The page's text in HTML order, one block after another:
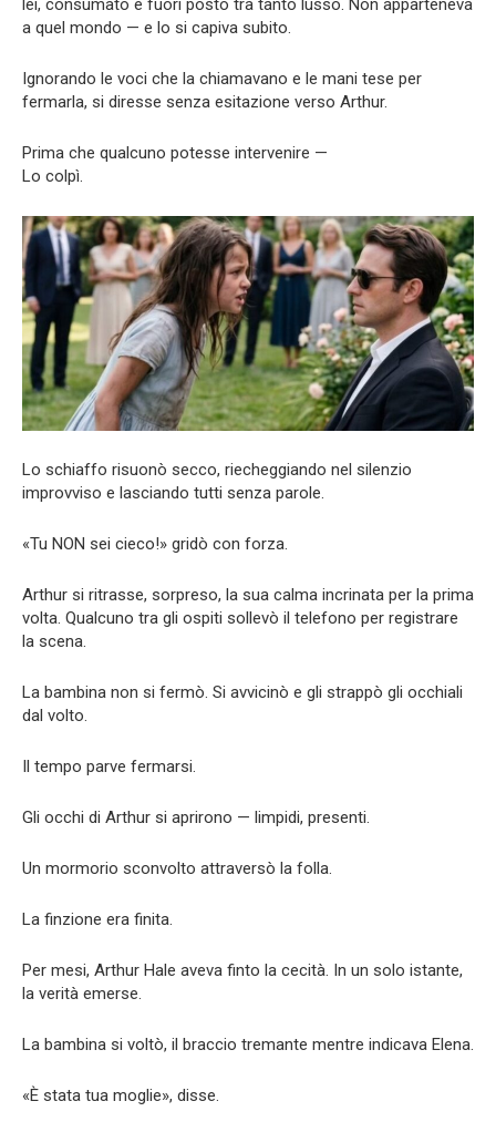
lei, consumato e fuori posto tra tanto lusso. Non apparteneva
a quel mondo — e lo si capiva subito.
Ignorando le voci che la chiamavano e le mani tese per
fermarla, si diresse senza esitazione verso Arthur.
Prima che qualcuno potesse intervenire —
Lo colpì.
Lo schiaffo risuonò secco, riecheggiando nel silenzio
improvviso e lasciando tutti senza parole.
«Tu NON sei cieco!» gridò con forza.
Arthur si ritrasse, sorpreso, la sua calma incrinata per la prima
volta. Qualcuno tra gli ospiti sollevò il telefono per registrare
la scena.
La bambina non si fermò. Si avvicinò e gli strappò gli occhiali
dal volto.
Il tempo parve fermarsi.
Gli occhi di Arthur si aprirono — limpidi, presenti.
Un mormorio sconvolto attraversò la folla.
La finzione era finita.
Per mesi, Arthur Hale aveva finto la cecità. In un solo istante,
la verità emerse.
La bambina si voltò, il braccio tremante mentre indicava Elena.
«È stata tua moglie», disse.